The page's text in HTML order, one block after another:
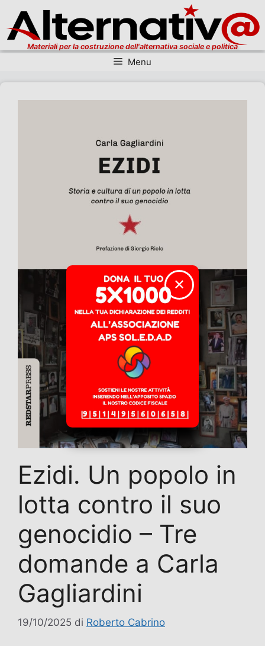
Materiali per la costruzione dell'alternativa sociale e politica
Menu
Ezidi. Un popolo in
lotta contro il suo
genocidio – Tre
domande a Carla
Gagliardini
19/10/2025 di Roberto Cabrino
✕